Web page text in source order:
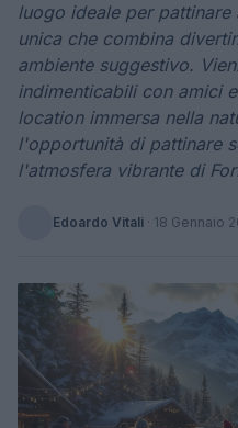
luogo ideale per
unica che combina
ambiente suggestivo.
indimenticabili con amici
location immersa nella
l'opportunità di pattinare
l'atmosfera vibrante di
Edoardo Vitali · 18 Gennaio